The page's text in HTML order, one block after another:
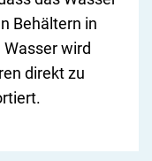
Behältern in
wird
direkt zu